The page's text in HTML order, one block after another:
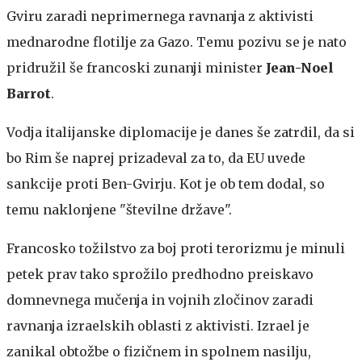
Gviru zaradi neprimernega ravnanja z aktivisti
mednarodne flotilje za Gazo. Temu pozivu se je nato
pridružil še francoski zunanji minister Jean-Noel
Barrot.
Vodja italijanske diplomacije je danes še zatrdil, da si
bo Rim še naprej prizadeval za to, da EU uvede
sankcije proti Ben-Gvirju. Kot je ob tem dodal, so
temu naklonjene "številne države".
Francosko tožilstvo za boj proti terorizmu je minuli
petek prav tako sprožilo predhodno preiskavo
domnevnega mučenja in vojnih zločinov zaradi
ravnanja izraelskih oblasti z aktivisti. Izrael je
zanikal obtožbe o fizičnem in spolnem nasilju,